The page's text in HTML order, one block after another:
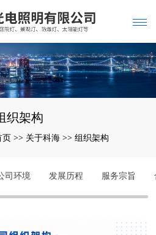
织架构
页 >> 关于科海 >> 组织架构
司环境 发展历程 服务宗旨